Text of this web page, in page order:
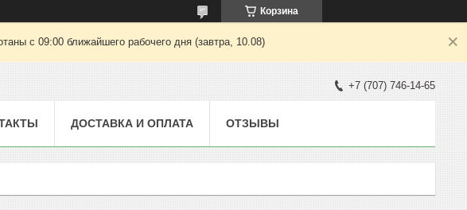
Корзина
с 09:00 ближайшего рабочего дня (завтра, 10.08)
+7 (707) 746-14-65
ДОСТАВКА И ОПЛАТА ОТЗЫВЫ